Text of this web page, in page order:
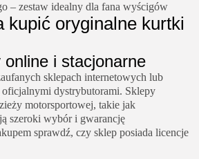
– zestaw idealny dla fana wyścigów
kupić oryginalne kurtki
online i stacjonarne
sklepach internetowych lub
oficjalnymi dystrybutorami. Sklepy
motorsportowej, takie jak
szeroki wybór i gwarancję
sprawdź, czy sklep posiada licencje